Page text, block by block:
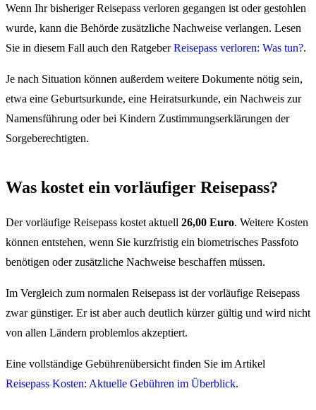
Wenn Ihr bisheriger Reisepass verloren gegangen ist oder gestohlen
wurde, kann die Behörde zusätzliche Nachweise verlangen. Lesen
Sie in diesem Fall auch den RatgeberReisepass verloren: Was tun?.
Je nach Situation können außerdem weitere Dokumente nötig sein,
etwa eine Geburtsurkunde, eine Heiratsurkunde, ein Nachweis zur
Namensführung oder bei Kindern Zustimmungserklärungen der
Sorgeberechtigten.
Was kostet ein vorläufiger Reisepass?
Der vorläufige Reisepass kostet aktuell 26,00 Euro. Weitere Kosten
können entstehen, wenn Sie kurzfristig ein biometrisches Passfoto
benötigen oder zusätzliche Nachweise beschaffen müssen.
Im Vergleich zum normalen Reisepass ist der vorläufige Reisepass
zwar günstiger. Er ist aber auch deutlich kürzer gültig und wird nicht
von allen Ländern problemlos akzeptiert.
Eine vollständige Gebührenübersicht finden Sie im Artikel
Reisepass Kosten: Aktuelle Gebühren im Überblick.